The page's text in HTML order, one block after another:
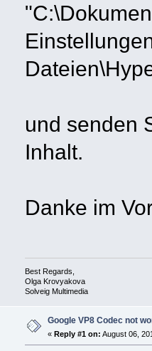
und senden
Inhalt.
Danke im
Best Regards,
Olga Krovyakova
Solveig Multimedia
Google VP8 Codec not
« Reply #1 on: August 06,